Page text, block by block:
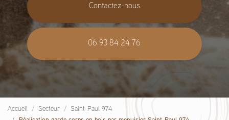
Contactez-nous
06 93 84 24 76
Accueil Secteur
Saint-Paul 974